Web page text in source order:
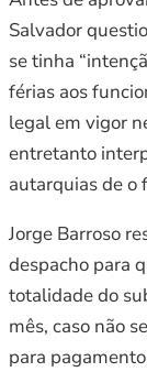
Salvador
se tinha
férias aos
legal em vigor
entretanto
autarquias de o
Jorge Barroso
despacho para
totalidade do
mês, caso não
para